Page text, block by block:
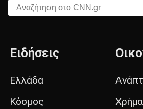
Αναζήτηση στο CNN.gr
Ειδήσεις
Ελλάδα
Κόσμος
Χρήμα